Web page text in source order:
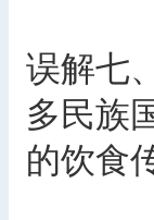
误解七
多民族
的饮食